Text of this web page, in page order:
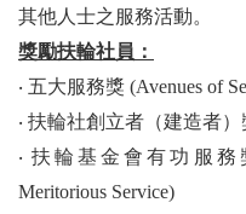
有趣、彈性、適合所有人
E/MGA Water 的邀請及感謝
漫漫長路
其他人士之服務活動。
獎勵扶輪社員：
‧ 五大服務獎 (Avenues of
‧ 扶輪社創立者（建造者）
‧ 扶輪基金會有功服務獎
Meritorious Service)